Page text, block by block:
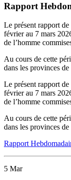
Rapport
Le présent rapport
févrierau 7 mars
de l’homme commis
Au cours de cette
dans les provinces
Le présent rapport
févrierau 7 mars
de l’homme commis
Au cours de cette
dans les provinces
Rapport
5 Mar